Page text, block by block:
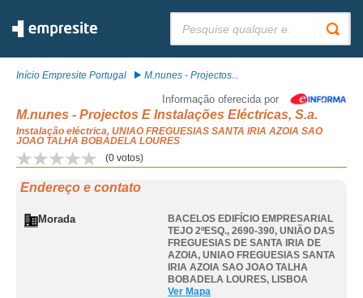
Início Empresite Portugal M.nunes - Projectos...
Informação oferecida por
M.nunes - Projectos E Instalações Eléctricas, S.a.
Instalação eléctrica, UNIAO FREGUESIAS SANTA IRIA AZOIA SAO
JOAO TALHA BOBADELA LOURES
(0 votos)
Endereço e contato
Morada
BACELOS EDIFÍCIO EMPRESARIAL
TEJO 2ºESQ., 2690-390, UNIÃO DAS
FREGUESIAS DE SANTA IRIA DE
AZOIA, UNIAO FREGUESIAS SANTA
IRIA AZOIA SAO JOAO TALHA
BOBADELA LOURES, LISBOA
Ver Mapa